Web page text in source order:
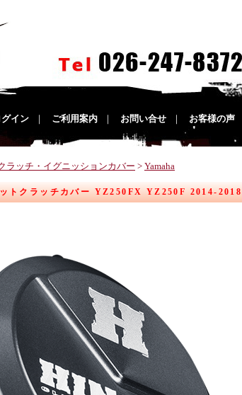
イン ご利用案内 お問い合せ お客様の声
ラッチ・イグニッションカバー > Yamaha
トクラッチカバー YZ250FX YZ250F 2014-2018